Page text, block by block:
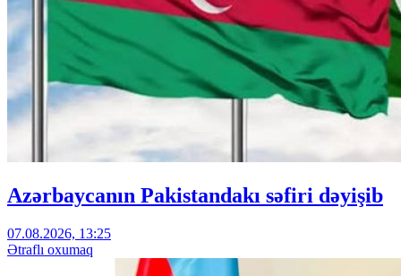
Azərbaycanın Pakistandakı səfiri dəyişib
07.08.2026, 13:25
Ətraflı oxumaq